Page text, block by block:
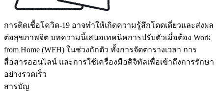
การติดเชื้อโควิด-19 อาจทำให้เกิดความรู้สึกโดดเดี่ยวและส่งผล
ต่อสุขภาพจิต บทความนี้เสนอเทคนิคการปรับตัวเมื่อต้อง Work
from Home (WFH) ในช่วงกักตัว ทั้งการจัดตารางเวลา การ
สื่อสารออนไลน์ และการใช้เครื่องมือดิจิทัลเพื่อเข้าถึงการรักษา
อย่างรวดเร็ว
สารบัญ